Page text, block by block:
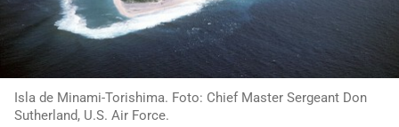
Isla de Minami-Torishima. Foto: Chief Master Sergeant Don
Sutherland, U.S. Air Force.